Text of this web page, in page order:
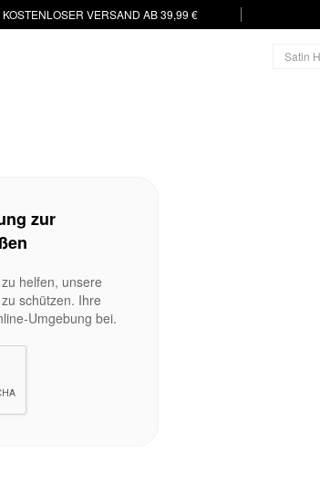
KOSTENLOSER VERSAND AB 39,99 €
zur
helfen, unsere
schützen. Ihre
Umgebung bei.